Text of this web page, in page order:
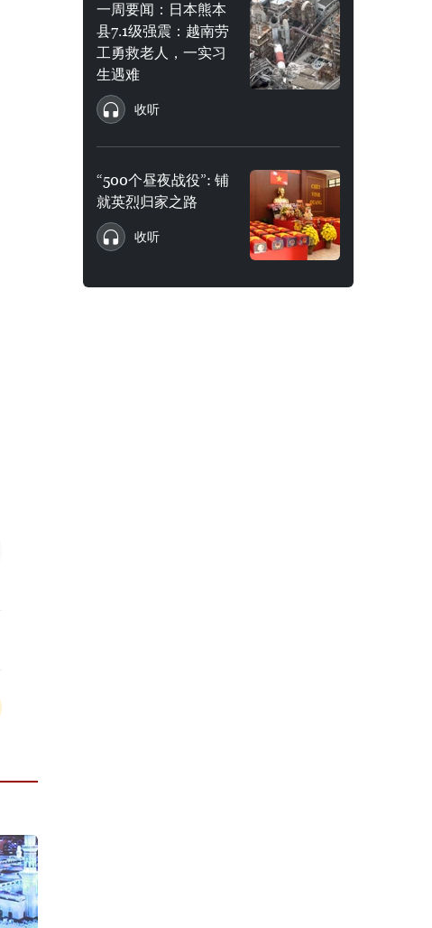
一周要闻：日本熊本
县7.1级强震：越南劳
工勇救老人，一实习
生遇难
收听
“500个昼夜战役”: 铺
就英烈归家之路
收听